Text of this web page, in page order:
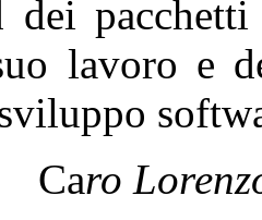
dei
lavoro e
Caro